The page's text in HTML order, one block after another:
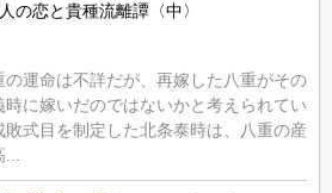
の恋と貴種流離譚〈中〉
運命は不詳だが、再嫁した八重がその
に嫁いだのではないかと考えられてい
式目を制定した北条泰時は、八重の産